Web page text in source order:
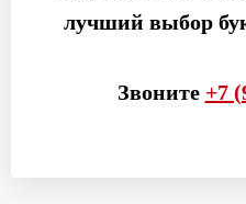
лучший выбор
Звоните +7